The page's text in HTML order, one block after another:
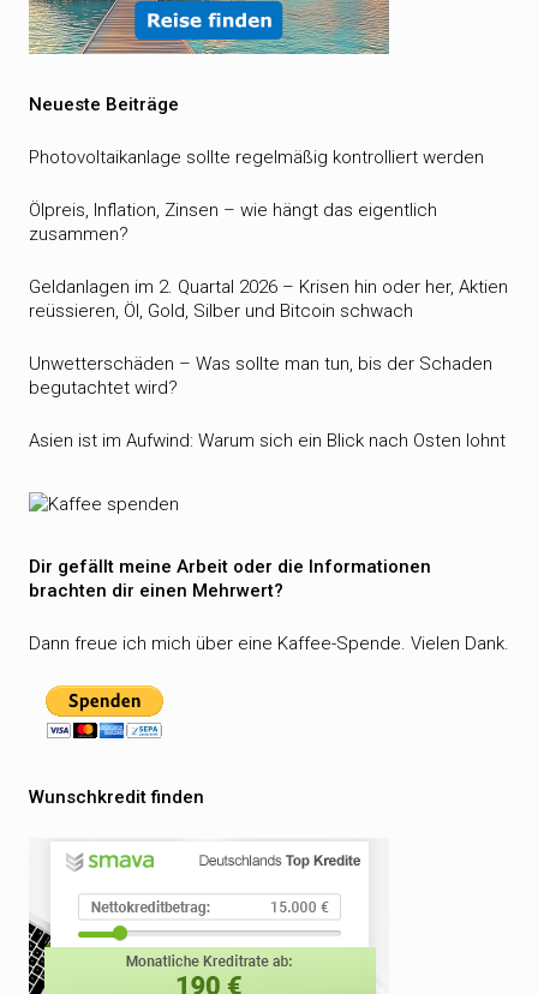
Neueste Beiträge
Photovoltaikanlage sollte regelmäßig kontrolliert werden
Ölpreis, Inflation, Zinsen – wie hängt das eigentlich
zusammen?
Geldanlagen im 2. Quartal 2026 – Krisen hin oder her, Aktien
reüssieren, Öl, Gold, Silber und Bitcoin schwach
Unwetterschäden – Was sollte man tun, bis der Schaden
begutachtet wird?
Asien ist im Aufwind: Warum sich ein Blick nach Osten lohnt
Dir gefällt meine Arbeit oder die Informationen
brachten dir einen Mehrwert?
Dann freue ich mich über eine Kaffee-Spende. Vielen Dank.
Wunschkredit finden